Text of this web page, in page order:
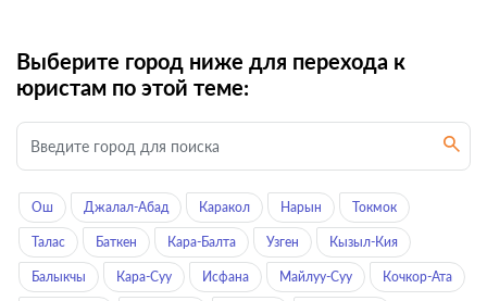
Выберите город ниже для перехода к
юристам по этой теме:
Ош Джалал-Абад Каракол Нарын Токмок
Талас Баткен Кара-Балта Узген Кызыл-Кия
Балыкчы Кара-Суу Исфана Майлуу-Суу Кочкор-Ата